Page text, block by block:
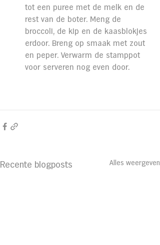
tot een puree met de melk en de
rest van de boter. Meng de
broccoli, de kip en de kaasblokjes
erdoor. Breng op smaak met zout
en peper. Verwarm de stamppot
voor serveren nog even door.
Recente blogposts Alles weergeven